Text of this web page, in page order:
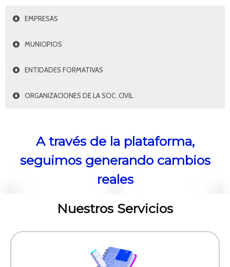
EMPRESAS
MUNICIPIOS
ENTIDADES FORMATIVAS
ORGANIZACIONES DE LA SOC. CIVIL
A través de la plataforma,
seguimos generando cambios
reales
Nuestros Servicios